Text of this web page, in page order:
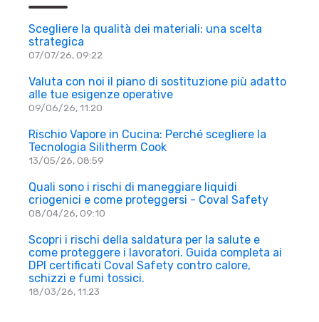
Scegliere la qualità dei materiali: una scelta
strategica
07/07/26, 09:22
Valuta con noi il piano di sostituzione più adatto
alle tue esigenze operative
09/06/26, 11:20
Rischio Vapore in Cucina: Perché scegliere la
Tecnologia Silitherm Cook
13/05/26, 08:59
Quali sono i rischi di maneggiare liquidi
criogenici e come proteggersi - Coval Safety
08/04/26, 09:10
Scopri i rischi della saldatura per la salute e
come proteggere i lavoratori. Guida completa ai
DPI certificati Coval Safety contro calore,
schizzi e fumi tossici.
18/03/26, 11:23